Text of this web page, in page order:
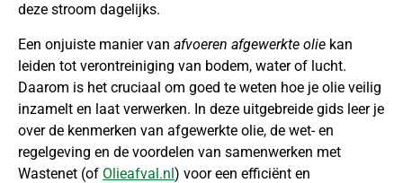
deze stroom dagelijks.
Een onjuiste manier van afvoeren afgewerkte olie kan
leiden tot verontreiniging van bodem, water of lucht.
Daarom is het cruciaal om goed te weten hoe je olie veilig
inzamelt en laat verwerken. In deze uitgebreide gids leer je
over de kenmerken van afgewerkte olie, de wet- en
regelgeving en de voordelen van samenwerken met
Wastenet (of Olieafval.nl) voor een efficiënt en